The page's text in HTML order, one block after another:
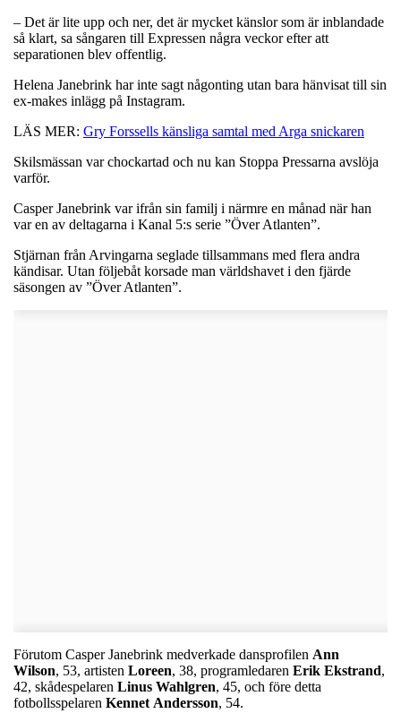
– Det är lite upp och ner, det är mycket känslor som är inblandade
så klart, sa sångaren till Expressen några veckor efter att
separationen blev offentlig.
Helena Janebrink har inte sagt någonting utan bara hänvisat till sin
ex-makes inlägg på Instagram.
LÄS MER: Gry Forssells känsliga samtal med Arga snickaren
Skilsmässan var chockartad och nu kan Stoppa Pressarna avslöja
varför.
Casper Janebrink var ifrån sin familj i närmre en månad när han
var en av deltagarna i Kanal 5:s serie ”Över Atlanten”.
Stjärnan från Arvingarna seglade tillsammans med flera andra
kändisar. Utan följebåt korsade man världshavet i den fjärde
säsongen av ”Över Atlanten”.
Förutom Casper Janebrink medverkade dansprofilen Ann
Wilson, 53, artisten Loreen, 38, programledaren Erik Ekstrand,
42, skådespelaren Linus Wahlgren, 45, och före detta
fotbollsspelaren Kennet Andersson, 54.